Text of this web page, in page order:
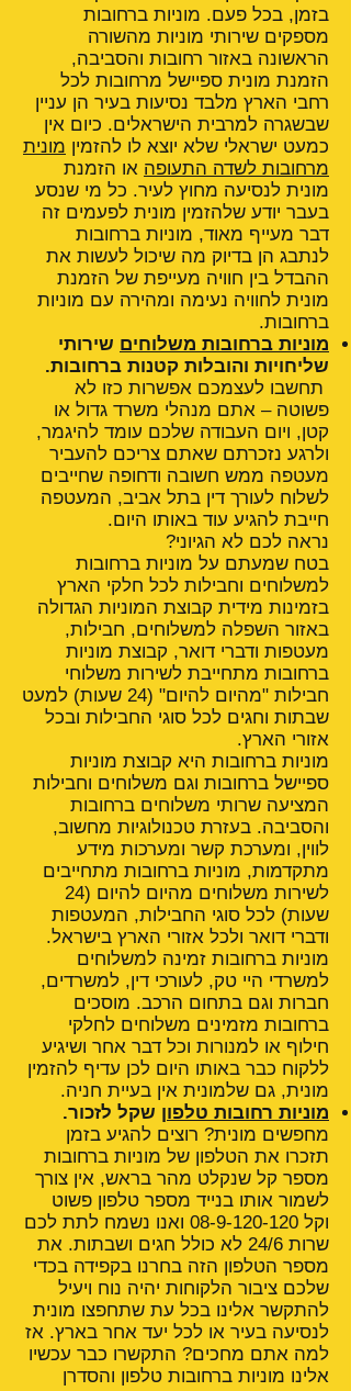
בזמן, בכל פעם. מוניות ברחובות
מספקים שירותי מוניות מהשורה
הראשונה באזור רחובות והסביבה,
הזמנת מונית ספיישל מרחובות לכל
רחבי הארץ מלבד נסיעות בעיר הן עניין
שבשגרה למרבית הישראלים. כיום אין
כמעט ישראלי שלא יוצא לו להזמין מונית
מרחובות לשדה התעופה או הזמנת
מונית לנסיעה מחוץ לעיר. כל מי שנסע
בעבר יודע שלהזמין מונית לפעמים זה
דבר מעייף מאוד, מוניות ברחובות
לנתבג הן בדיוק מה שיכול לעשות את
ההבדל בין חוויה מעייפת של הזמנת
מונית לחוויה נעימה ומהירה עם מוניות
ברחובות.
מוניות ברחובות משלוחים שירותי
שליחויות והובלות קטנות ברחובות.
תחשבו לעצמכם אפשרות כזו לא
פשוטה – אתם מנהלי משרד גדול או
קטן, ויום העבודה שלכם עומד להיגמר,
ולרגע נזכרתם שאתם צריכם להעביר
מעטפה ממש חשובה ודחופה שחייבים
לשלוח לעורך דין בתל אביב, המעטפה
חייבת להגיע עוד באותו היום.
נראה לכם לא הגיוני?
בטח שמעתם על מוניות ברחובות
למשלוחים וחבילות לכל חלקי הארץ
בזמינות מידית קבוצת המוניות הגדולה
באזור השפלה למשלוחים, חבילות,
מעטפות ודברי דואר, קבוצת מוניות
ברחובות מתחייבת לשירות משלוחי
חבילות "מהיום להיום" (24 שעות) למעט
שבתות וחגים לכל סוגי החבילות ובכל
אזורי הארץ.
מוניות ברחובות היא קבוצת מוניות
ספיישל ברחובות וגם משלוחים וחבילות
המציעה שרותי משלוחים ברחובות
והסביבה. בעזרת טכנולוגיות מחשוב,
לווין, ומערכת קשר ומערכות מידע
מתקדמות, מוניות ברחובות מתחייבים
לשירות משלוחים מהיום להיום (24
שעות) לכל סוגי החבילות, המעטפות
ודברי דואר ולכל אזורי הארץ בישראל.
מוניות ברחובות זמינה למשלוחים
למשרדי היי טק, לעורכי דין, למשרדים,
חברות וגם בתחום הרכב. מוסכים
ברחובות מזמינים משלוחים לחלקי
חילוף או למנורות וכל דבר אחר ושיגיע
ללקוח כבר באותו היום לכן עדיף להזמין
מונית, גם שלמונית אין בעיית חניה.
מוניות רחובות טלפון שקל לזכור.
מחפשים מונית? רוצים להגיע בזמן
תזכרו את הטלפון של מוניות ברחובות
מספר קל שנקלט מהר בראש, אין צורך
לשמור אותו בנייד מספר טלפון פשוט
וקל 08-9-120-120 ואנו נשמח לתת לכם
שרות 24/6 לא כולל חגים ושבתות. את
מספר הטלפון הזה בחרנו בקפידה בכדי
שלכם ציבור הלקוחות יהיה נוח ויעיל
להתקשר אלינו בכל עת שתחפצו מונית
לנסיעה בעיר או לכל יעד אחר בארץ. אז
למה אתם מחכים? התקשרו כבר עכשיו
אלינו מוניות ברחובות טלפון והסדרן